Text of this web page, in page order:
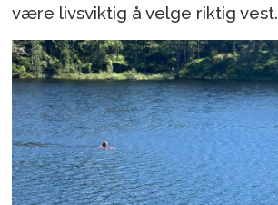
være livsviktig å velge riktig vest.